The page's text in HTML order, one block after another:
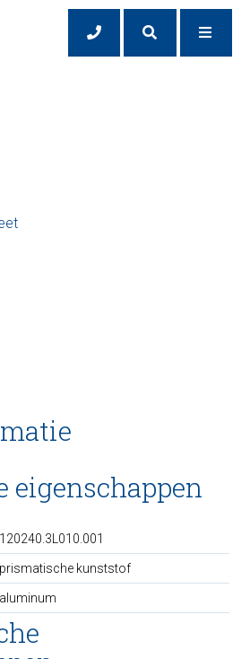
eigenschappen
120240.3L010.001
prismatische kunststof
aluminum